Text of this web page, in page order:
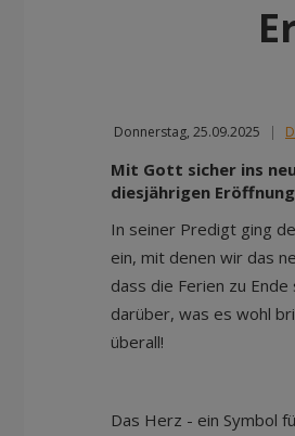
Donnerstag, 25.09.2025 |
Mit Gott sicher ins
diesjährigen
In seiner Predigt ging
ein, mit denen wir das
dass die Ferien zu
darüber, was es wohl
überall!
Das Herz - ein Symbol